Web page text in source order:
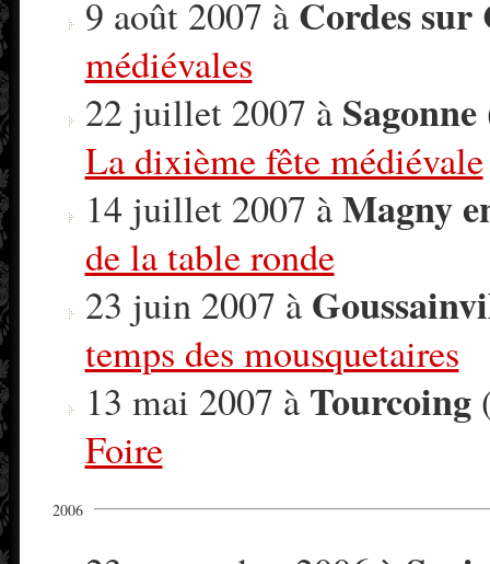
9 août 2007 à Cordes sur
médiévales
22 juillet 2007 à Sagonne
La dixième fête médiévale
14 juillet 2007 àMagny
de la table ronde
23 juin 2007 à
temps des mousquetaires
13 mai 2007 à Tourcoing
Foire
2006